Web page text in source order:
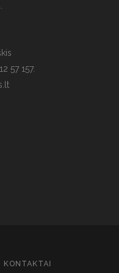
57 157.
KONTAKTAI